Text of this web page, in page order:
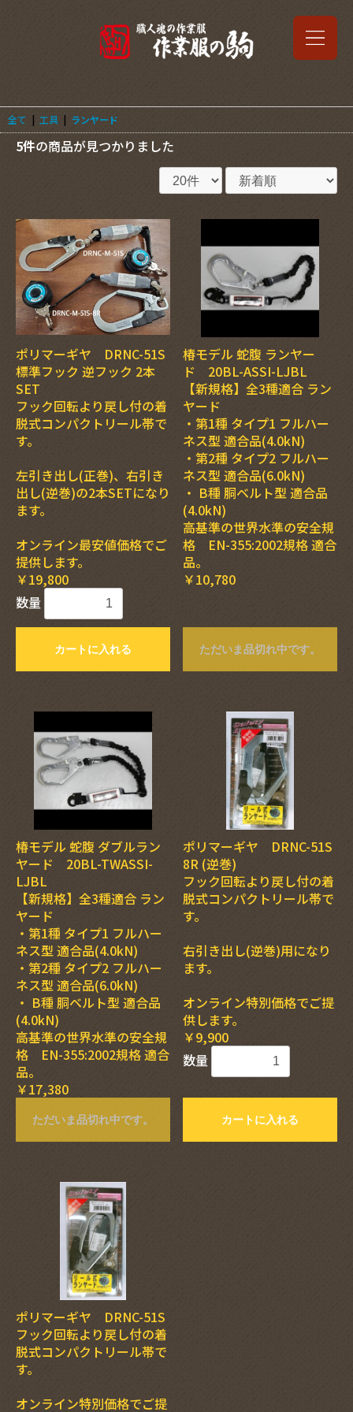
全て | 工具 | ランヤード
5件の商品が見つかりました
ポリマーギヤ DRNC-51S
標準フック 逆フック 2本
SET
フック回転より戻し付の着
脱式コンパクトリール帯で
す。
左引き出し(正巻)、右引き
出し(逆巻)の2本SETになり
ます。
オンライン最安値価格でご
提供します。
￥19,800
数量
カートに入れる
椿モデル 蛇腹 ランヤー
ド 20BL-ASSI-LJBL
【新規格】全3種適合 ラン
ヤード
・第1種 タイプ1 フルハー
ネス型 適合品(4.0kN)
・第2種 タイプ2 フルハー
ネス型 適合品(6.0kN)
・ B種 胴ベルト型 適合品
(4.0kN)
高基準の世界水準の安全規
格 EN-355:2002規格 適合
品。
￥10,780
ただいま品切れ中です。
椿モデル 蛇腹 ダブルラン
ヤード 20BL-TWASSI-
LJBL
【新規格】全3種適合 ラン
ヤード
・第1種 タイプ1 フルハー
ネス型 適合品(4.0kN)
・第2種 タイプ2 フルハー
ネス型 適合品(6.0kN)
・ B種 胴ベルト型 適合品
(4.0kN)
高基準の世界水準の安全規
格 EN-355:2002規格 適合
品。
￥17,380
ただいま品切れ中です。
ポリマーギヤ DRNC-51S
8R (逆巻)
フック回転より戻し付の着
脱式コンパクトリール帯で
す。
右引き出し(逆巻)用になり
ます。
オンライン特別価格でご提
供します。
￥9,900
数量
カートに入れる
ポリマーギヤ DRNC-51S
フック回転より戻し付の着
脱式コンパクトリール帯で
す。
オンライン特別価格でご提